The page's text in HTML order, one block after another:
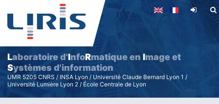
Aller
contenu
principal
Laboratoire d'InfoRmatique en Image et
Systèmes d'information
UMR 5205 CNRS / INSA Lyon / Université Claude Bernard Lyon 1 /
Université Lumière Lyon 2 / École Centrale de Lyon